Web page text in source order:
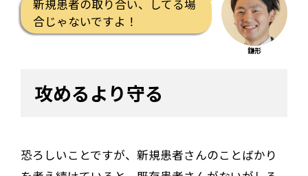
新規患者の取り合い、してる場
合じゃないですよ！
鎌形
攻めるより守る
恐ろしいことですが、新規患者さんのことばかり